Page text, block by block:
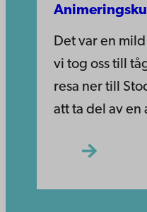
Det var en
vi tog oss till
resa ner till
att ta del av en